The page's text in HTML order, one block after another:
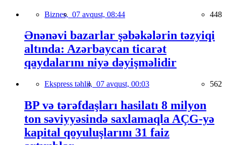
Biznes, 07 avqust, 08:44 448
Ənənəvi bazarlar şəbəkələrin təzyiqi
altında: Azərbaycan ticarət
qaydalarını niyə dəyişməlidir
Ekspress təhlil, 07 avqust, 00:03 562
BP və tərəfdaşları hasilatı 8 milyon
ton səviyyəsində saxlamaqla AÇG-yə
kapital qoyuluşlarını 31 faiz